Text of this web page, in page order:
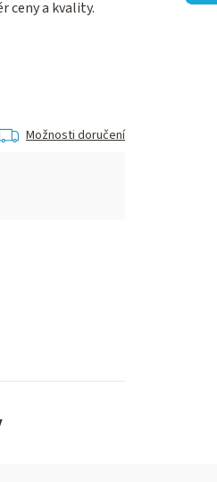
ceny a kvality.
Možnosti doručení